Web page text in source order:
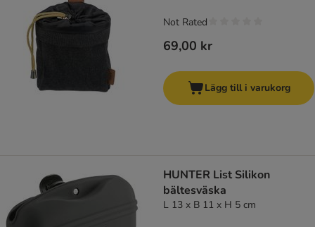
69,00 kr
Not Rated
Lägg till i varukorg
HUNTER List Silikon
bältesväska
L 13 x B 11 x H 5 cm